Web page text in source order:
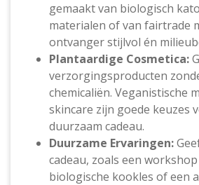
gemaakt van biologisch
materialen of van fairtrade
ontvanger stijlvol én
Plantaardige Cosmetica:
verzorgingsproducten
chemicaliën. Veganistische
skincare zijn goede keuzes
duurzaam cadeau.
Duurzame Ervaringen:
cadeau, zoals een
biologische kookles of een